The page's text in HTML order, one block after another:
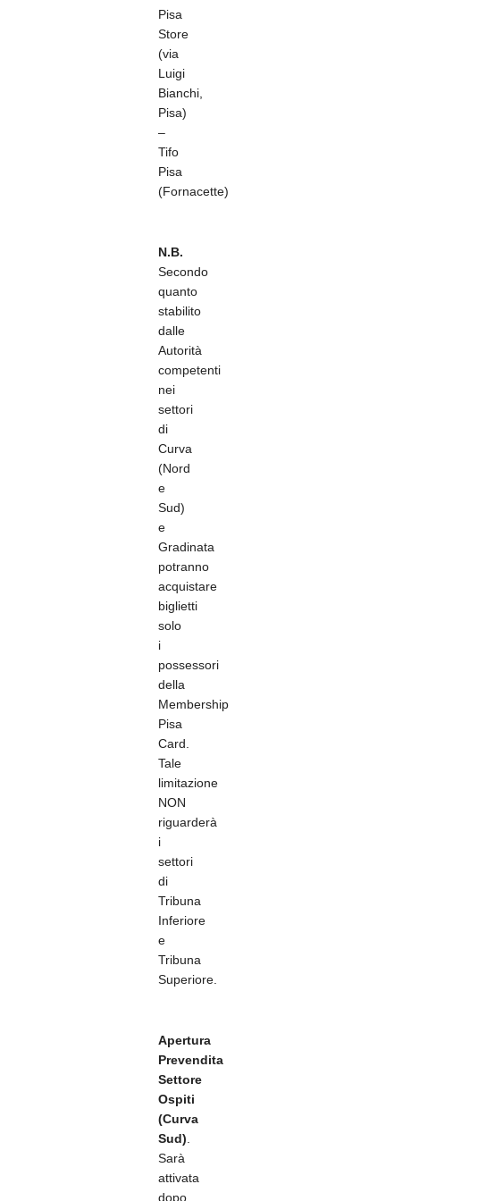
Pisa
Store
(via
Luigi
Bianchi,
Pisa)
–
Tifo
Pisa
(Fornacette)
N.B.
Secondo
quanto
stabilito
dalle
Autorità
competenti
nei
settori
di
Curva
(Nord
e
Sud)
e
Gradinata
potranno
acquistare
biglietti
solo
i
possessori
della
Membership
Pisa
Card.
Tale
limitazione
NON
riguarderà
i
settori
di
Tribuna
Inferiore
e
Tribuna
Superiore.
Apertura
Prevendita
Settore
Ospiti
(Curva
Sud).
Sarà
attivata
dopo